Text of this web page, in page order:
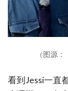
（图源
看到Jessi一直